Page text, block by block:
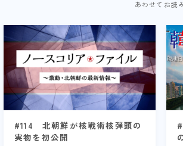
あわせてお読
#114 北朝鮮が核戦術核弾頭の
実物を初公開